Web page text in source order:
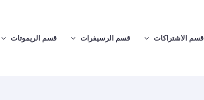
قسم الاشتراكات قسم الرسيفرات قسم الريموتات